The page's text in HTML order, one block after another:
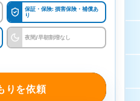
ニー(とちぎのおそう
「フジカンパニー」と
込
保証・保険: 損害保険・補償あ
り
夜間/早朝割増なし
りを依頼